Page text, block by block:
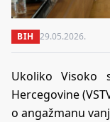
BIH 29.05.2026.
Ukoliko Visoko
Hercegovine
o angažmanu